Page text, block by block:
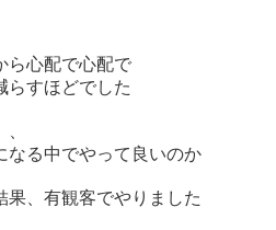
ら心配で心配で
らすほどでした
なる中でやって良いのか
果、有観客でやりました